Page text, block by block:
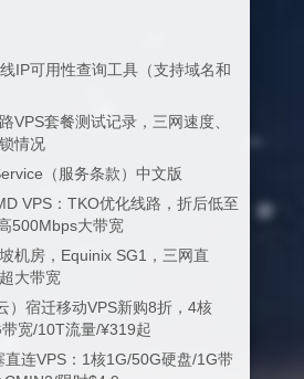
IP可用性查询工具（支持域名和
VPS套餐测试记录，三网速度、
情况
（服务条款）中文版
VPS：TKO优化线路，折后低至
500Mbps大带宽
机房，Equinix SG1，三网直
大带宽
）宿迁移动VPS新购8折，4核
宽/10T流量/¥319起
连VPS：1核1G/50G硬盘/1G带